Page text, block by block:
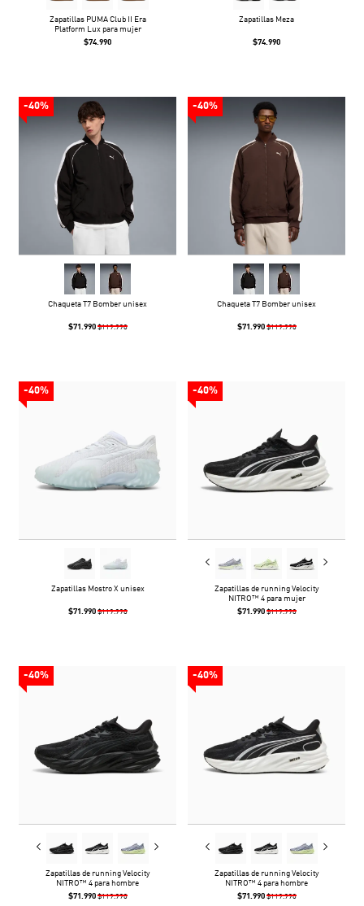
Zapatillas PUMA Club II Era
Platform Lux para mujer
$74.990
Zapatillas Meza
$74.990
-40%
Chaqueta T7 Bomber unisex
$71.990 $119.990
-40%
Chaqueta T7 Bomber unisex
$71.990 $119.990
-40%
Zapatillas Mostro X unisex
$71.990 $119.990
-40%
Zapatillas de running Velocity
NITRO™ 4 para mujer
$71.990 $119.990
-40%
Zapatillas de running Velocity
NITRO™ 4 para hombre
$71.990 $119.990
-40%
Zapatillas de running Velocity
NITRO™ 4 para hombre
$71.990 $119.990